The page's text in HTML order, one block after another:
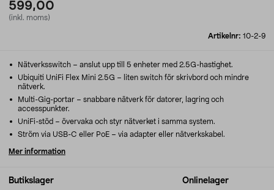
599,00
(inkl. moms)
Artikelnr: 10-2-9
Butikslager Onlinelager
Nätverksswitch – anslut upp till 5 enheter med 2.5G-hastighet.
Ubiquiti UniFi Flex Mini 2.5G – liten switch för skrivbord och mindre
nätverk.
Multi-Gig-portar – snabbare nätverk för datorer, lagring och
accesspunkter.
UniFi-stöd – övervaka och styr nätverket i samma system.
Ström via USB-C eller PoE – via adapter eller nätverkskabel.
Mer information